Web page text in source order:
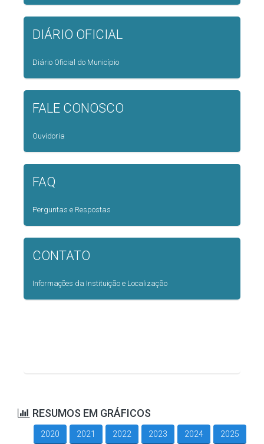
DIÁRIO OFICIAL
Diário Oficial do Município
FALE CONOSCO
Ouvidoria
FAQ
Perguntas e Respostas
CONTATO
Informações da Instituição e Localização
RESUMOS EM GRÁFICOS
2020 2021 2022 2023 2024 2025